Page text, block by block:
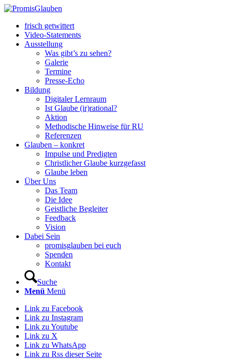
frisch getwittert
Video-Statements
Ausstellung
Was gibt’s zu sehen?
Galerie
Termine
Presse-Echo
Bildung
Digitaler Lernraum
Ist Glaube (ir)rational?
Aktion
Methodische Hinweise für RU
Referenzen
Glauben – konkret
Impulse und Predigten
Christlicher Glaube kurzgefasst
Glaube leben
Über Uns
Das Team
Die Idee
Geistliche Begleiter
Feedback
Vision
Dabei Sein
promisglauben bei euch
Spenden
Kontakt
Suche
Menü Menü
Link zu Facebook
Link zu Instagram
Link zu Youtube
Link zu X
Link zu WhatsApp
Link zu Rss dieser Seite